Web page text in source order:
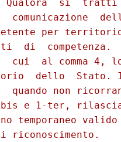
Qualora  si
comunicazione
per
di  competenza.
cui  al comma 4,
dello  Stato.
quando non
e 1-ter,
temporaneo
riconoscimento.